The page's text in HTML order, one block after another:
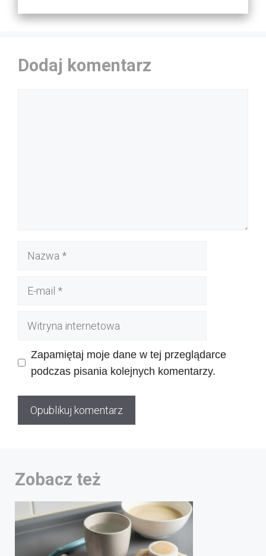
Dodaj komentarz
Nazwa
Witryna
Zapamiętaj moje dane w tej przeglądarce
podczas pisania kolejnych komentarzy.
Zobacz też